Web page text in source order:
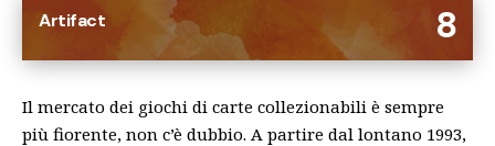
8
Artifact
Il mercato dei giochi di carte collezionabili è sempre
più fiorente, non c’è dubbio. A partire dal lontano 1993,